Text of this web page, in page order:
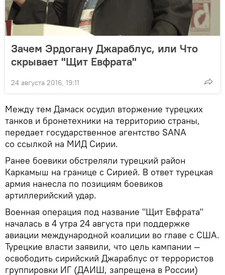
Зачем Эрдогану Джараблус, или Что
скрывает "Щит Евфрата"
24 августа 2016, 19:11
Между тем Дамаск осудил вторжение турецких
танков и бронетехники на территорию страны,
передает государственное агентство SANA
со ссылкой на МИД Сирии.
Ранее боевики обстреляли турецкий район
Каркамыш на границе с Сирией. В ответ турецкая
армия нанесла по позициям боевиков
артиллерийский удар.
Военная операция под название "Щит Евфрата"
началась в 4 утра 24 августа при поддержке
авиации международной коалиции во главе с США.
Турецкие власти заявили, что цель кампании —
освободить сирийский Джараблус от террористов
группировки ИГ (ДАИШ, запрещена в России)